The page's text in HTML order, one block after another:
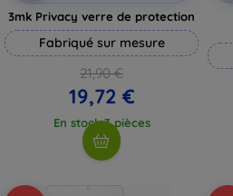
3mk Privacy verre de protection
Fabriqué sur mesure
21,90 €
19,72 €
En stock 3 pièces